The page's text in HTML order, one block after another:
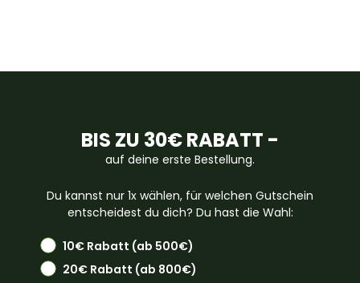
BIS ZU 30€ RABATT -
auf deine erste Bestellung.
Du kannst nur 1x wählen, für welchen Gutschein
entscheidest du dich? Du hast die Wahl:
10€ Rabatt (ab 500€)
20€ Rabatt (ab 800€)